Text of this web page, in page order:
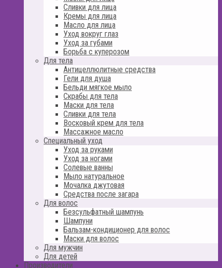
Сливки для лица
Кремы для лица
Масло для лица
Уход вокруг глаз
Уход за губами
Борьба с куперозом
Для тела
Антицеллюлитные средства
Гели для душа
Бельди мягкое мыло
Скрабы для тела
Маски для тела
Сливки для тела
Восковый крем для тела
Массажное масло
Специальный уход
Уход за руками
Уход за ногами
Солевые ванны
Мыло натуральное
Мочалка джутовая
Средства после загара
Для волос
Безсульфатный шампунь
Шампуни
Бальзам-кондиционер для волос
Маски для волос
Для мужчин
Для детей
Производители